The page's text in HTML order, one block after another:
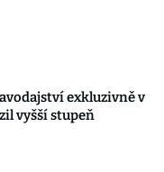
exkluzivně v
vyšší stupeň